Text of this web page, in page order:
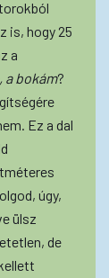
is, hogy 25
a
a bokám?
Ez a dal
úgy,
ülsz
de